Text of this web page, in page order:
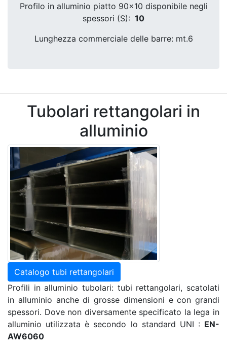
Profilo in alluminio piatto 90x10 disponibile negli
spessori (S): 10
Lunghezza commerciale delle barre: mt.6
Tubolari rettangolari in
alluminio
Catalogo tubi rettangolari
Profili in alluminio tubolari: tubi rettangolari, scatolati
in alluminio anche di grosse dimensioni e con grandi
spessori. Dove non diversamente specificato la lega in
alluminio utilizzata è secondo lo standard UNI : EN-
AW6060